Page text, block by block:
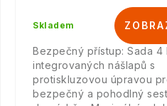
Skladem
Bezpečný přístup: Sada 4
integrovaných nášlapů s
protiskluzovou úpravou
bezpečný a pohodlný